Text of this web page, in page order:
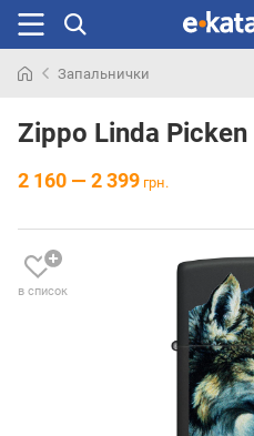
раніше
Запальнички
Zippo Linda Picken
2 160 — 2 399 грн.
в список